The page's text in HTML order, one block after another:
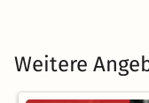
Weitere